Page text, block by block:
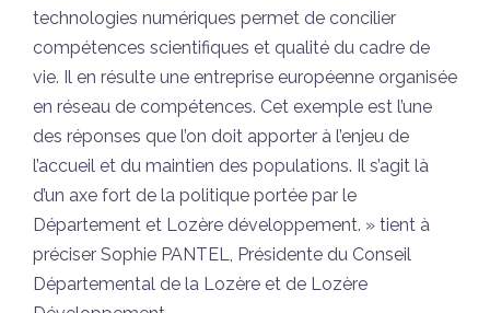
technologies numériques permet de concilier
compétences scientifiques et qualité du cadre de
vie. Il en résulte une entreprise européenne organisée
en réseau de compétences. Cet exemple est l’une
des réponses que l’on doit apporter à l’enjeu de
l’accueil et du maintien des populations. Il s’agit là
d’un axe fort de la politique portée par le
Département et Lozère développement. » tient à
préciser Sophie PANTEL, Présidente du Conseil
Départemental de la Lozère et de Lozère